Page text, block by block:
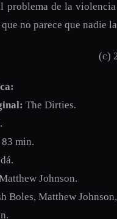
problema de la
no parece que nadie
(c)
The Dirties.
83 min.
Johnson.
Boles, Matthew